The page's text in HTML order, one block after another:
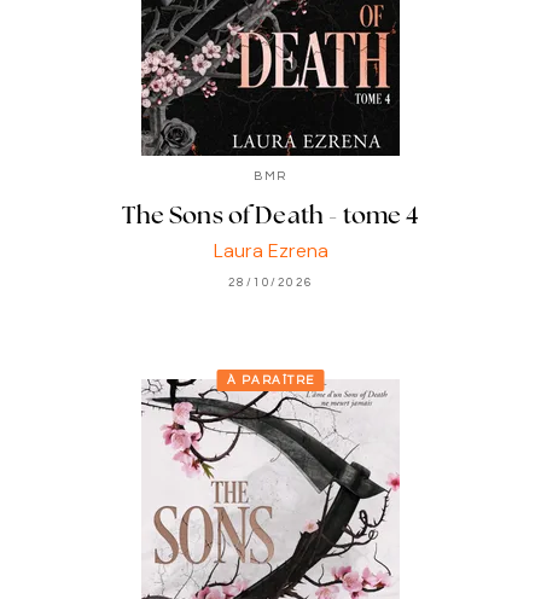
BMR
The Sons of Death - tome 4
Laura Ezrena
28/10/2026
À PARAÎTRE